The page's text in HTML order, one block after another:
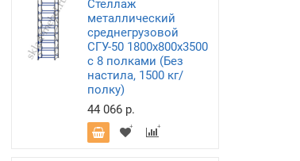
Стеллаж
металлический
среднегрузовой
СГУ-50 1800х800х3500
с 8 полками (Без
настила, 1500 кг/
полку)
44 066 р.